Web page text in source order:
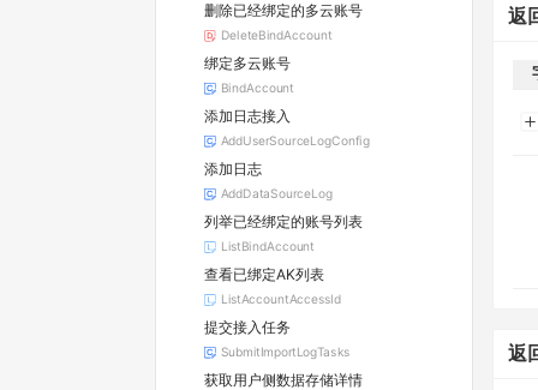
删除已经绑定的多云账号
DeleteBindAccount
绑定多云账号
BindAccount
添加日志接入
AddUserSourceLogConfig
添加日志
AddDataSourceLog
列举已经绑定的账号列表
ListBindAccount
查看已绑定AK列表
ListAccountAccessId
提交接入任务
SubmitImportLogTasks
获取用户侧数据存储详情
返
返